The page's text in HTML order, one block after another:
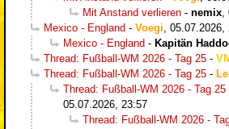
Mit Anstand verlieren - nemix
Mexico - England - Voegi 05.07.2026,
Mexico - England - Kapitän
Thread: Fußball-WM 2026 - Tag 25 -
Thread: Fußball-WM 2026 - Tag 25 -
Thread: Fußball-WM 2026 - Tag 25
05.07.2026, 23:57
Thread: Fußball-WM 2026 -